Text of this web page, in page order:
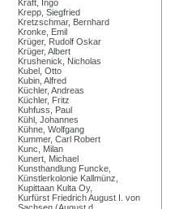
Kraft, Ingo
Krepp, Siegfried
Kretzschmar, Bernhard
Kronke, Emil
Krüger, Rudolf Oskar
Krüger, Albert
Krushenick, Nicholas
Kubel, Otto
Kubin, Alfred
Küchler, Andreas
Küchler, Fritz
Kuhfuss, Paul
Kühl, Johannes
Kühne, Wolfgang
Kummer, Carl Robert
Kunc, Milan
Kunert, Michael
Kunsthandlung Funcke,
Künstlerkolonie Kallmünz,
Kupittaan Kulta Oy,
Kurfürst Friedrich August I. von